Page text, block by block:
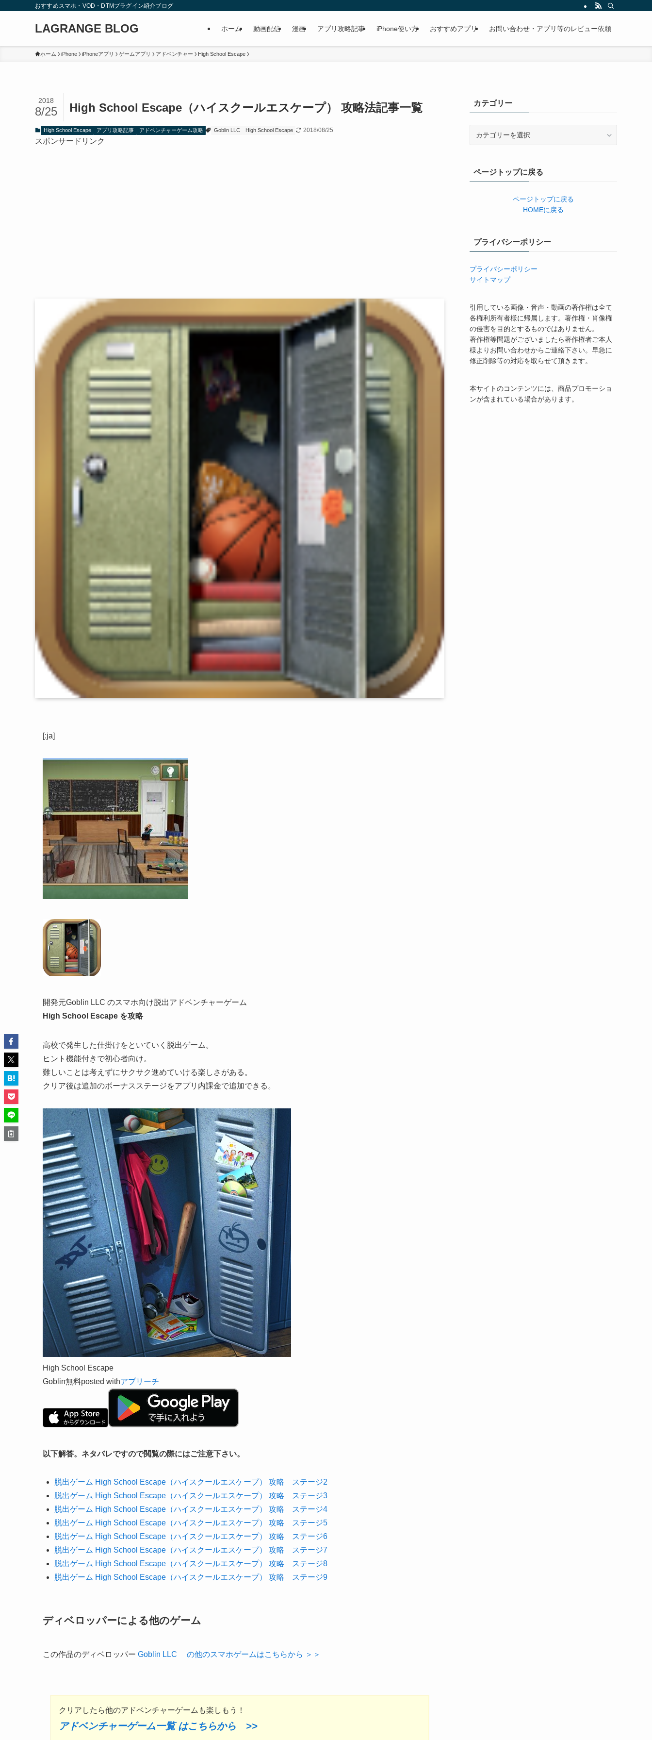
おすすめスマホ・VOD・DTMプラグイン紹介ブログ
LAGRANGE BLOG ホーム 動画配信 漫画 アプリ攻略記事 iPhone使い方 おすすめアプリ お問い合わせ・アプリ等のレビュー依頼
ホーム iPhone iPhoneアプリ ゲームアプリ アドベンチャー High School Escape
High School Escape（ハイスクールエスケープ） 攻略法記事一覧
2018
8/25
High School Escape アプリ攻略記事 アドベンチャーゲーム攻略 Goblin LLC High School Escape 2018/08/25
スポンサードリンク
[:ja]
開発元Goblin LLC のスマホ向け脱出アドベンチャーゲーム
High School Escape を攻略
高校で発生した仕掛けをといていく脱出ゲーム。
ヒント機能付きで初心者向け。
難しいことは考えずにサクサク進めていける楽しさがある。
クリア後は追加のボーナスステージをアプリ内課金で追加できる。
High School Escape
Goblin無料posted withアプリーチ
以下解答。ネタバレですので閲覧の際にはご注意下さい。
脱出ゲーム High School Escape（ハイスクールエスケープ） 攻略 ステージ2
脱出ゲーム High School Escape（ハイスクールエスケープ） 攻略 ステージ3
脱出ゲーム High School Escape（ハイスクールエスケープ） 攻略 ステージ4
脱出ゲーム High School Escape（ハイスクールエスケープ） 攻略 ステージ5
脱出ゲーム High School Escape（ハイスクールエスケープ） 攻略 ステージ6
脱出ゲーム High School Escape（ハイスクールエスケープ） 攻略 ステージ7
脱出ゲーム High School Escape（ハイスクールエスケープ） 攻略 ステージ8
脱出ゲーム High School Escape（ハイスクールエスケープ） 攻略 ステージ9
ディベロッパーによる他のゲーム
この作品のディベロッパー Goblin LLC の他のスマホゲームはこちらから ＞＞
クリアしたら他のアドベンチャーゲームも楽しもう！
アドベンチャーゲーム一覧 はこちらから >>
カテゴリー
ーページトップに戻る
ページトップに戻る
HOMEに戻る
プライバシーポリシー
プライバシーポリシー
サイトマップ
引用している画像・音声・動画の著作権は全て
各権利所有者様に帰属します。著作権・肖像権
の侵害を目的とするものではありません。
著作権等問題がございましたら著作権者ご本人
様よりお問い合わせからご連絡下さい。早急に
修正削除等の対応を取らせて頂きます。
本サイトのコンテンツには、商品プロモーショ
ンが含まれている場合があります。